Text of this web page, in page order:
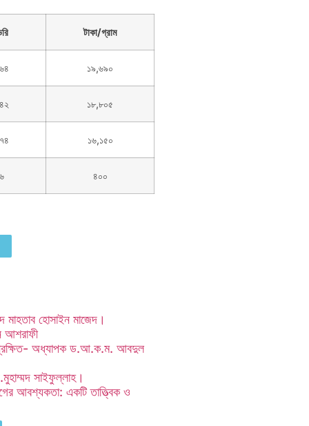
টাকা/গ্রাম
১৯,৬৯০
১৮,৮০৫
১৬,১৫০
৪০০
মাহতাব হোসাইন মাজেদ।
আশরাফী
প্রেক্ষিত- অধ্যাপক ড.আ.ক.ম. আবদুল
সাইফুল্লাহ।
আবশ্যকতা: একটি তাত্ত্বিক ও